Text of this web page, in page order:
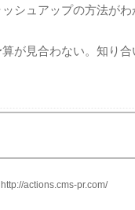
シュアップの方法がわ
が見合わない。知り合
actions.cms-pr.com/